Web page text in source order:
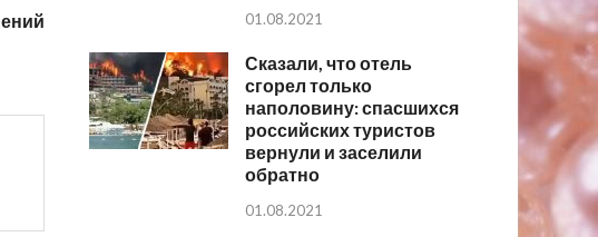
01.08.2021
Сказали, что отель
сгорел только
наполовину: спасшихся
российских туристов
вернули и заселили
обратно
01.08.2021